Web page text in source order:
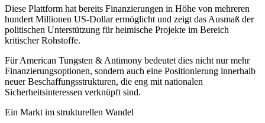
Diese Plattform hat bereits Finanzierungen in Höhe von mehreren
hundert Millionen US-Dollar ermöglicht und zeigt das Ausmaß der
politischen Unterstützung für heimische Projekte im Bereich
kritischer Rohstoffe.
Für American Tungsten & Antimony bedeutet dies nicht nur mehr
Finanzierungsoptionen, sondern auch eine Positionierung innerhalb
neuer Beschaffungsstrukturen, die eng mit nationalen
Sicherheitsinteressen verknüpft sind.
Ein Markt im strukturellen Wandel